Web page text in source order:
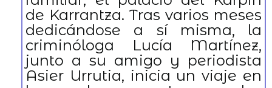
de Karrantza. Tras varios meses
dedicándose a sí misma, la
criminóloga Lucía Martínez,
junto a su amigo y periodista
Asier Urrutia, inicia un viaje en